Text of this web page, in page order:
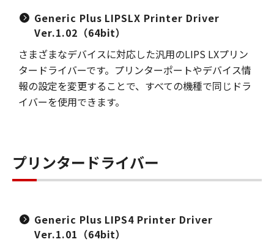
Generic Plus LIPSLX Printer Driver
Ver.1.02（64bit）
さまざまなデバイスに対応した汎用のLIPS LXプリン
タードライバーです。プリンターポートやデバイス情
報の設定を変更することで、すべての機種で同じドラ
イバーを使用できます。
プリンタードライバー
Generic Plus LIPS4 Printer Driver
Ver.1.01（64bit）